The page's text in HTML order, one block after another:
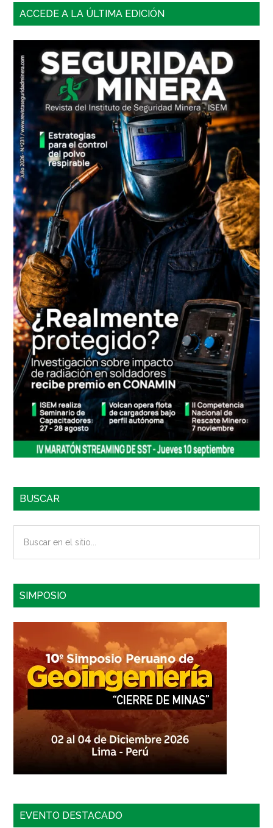
Barra
principal
ACCEDE A LA ÚLTIMA EDICIÓN
BUSCAR
SIMPOSIO
EVENTO DESTACADO